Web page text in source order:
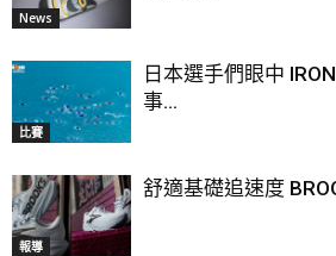
News
比賽
日本選手們眼中
事...
報導
舒適基礎追速度